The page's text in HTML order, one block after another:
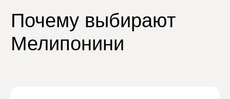
политикой
конфиденциальности
Даю согласие на получение рекламной